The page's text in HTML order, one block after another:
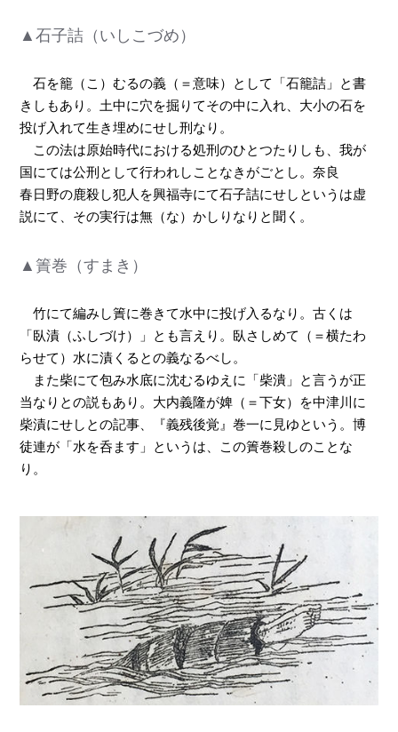
▲石子詰（いしこづめ）
石を籠（こ）むるの義（＝意味）として「石籠詰」と書
きしもあり。土中に穴を掘りてその中に入れ、大小の石を
投げ入れて生き埋めにせし刑なり。
この法は原始時代における処刑のひとつたりしも、我が
国にては公刑として行われしことなきがごとし。奈良
春日野の鹿殺し犯人を興福寺にて石子詰にせしというは虚
説にて、その実行は無（な）かしりなりと聞く。
▲簀巻（すまき）
竹にて編みし簀に巻きて水中に投げ入るなり。古くは
「臥漬（ふしづけ）」とも言えり。臥さしめて（＝横たわ
らせて）水に漬くるとの義なるべし。
また柴にて包み水底に沈むるゆえに「柴潰」と言うが正
当なりとの説もあり。大内義隆が婢（＝下女）を中津川に
柴漬にせしとの記事、『義残後覚』巻一に見ゆという。博
徒連が「水を呑ます」というは、この簀巻殺しのことな
り。